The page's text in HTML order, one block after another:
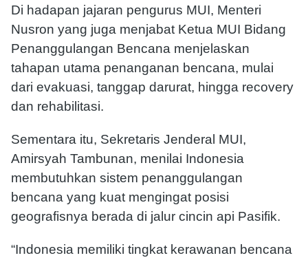
Di hadapan jajaran pengurus MUI, Menteri
Nusron yang juga menjabat Ketua MUI Bidang
Penanggulangan Bencana menjelaskan
tahapan utama penanganan bencana, mulai
dari evakuasi, tanggap darurat, hingga recovery
dan rehabilitasi.
Sementara itu, Sekretaris Jenderal MUI,
Amirsyah Tambunan, menilai Indonesia
membutuhkan sistem penanggulangan
bencana yang kuat mengingat posisi
geografisnya berada di jalur cincin api Pasifik.
“Indonesia memiliki tingkat kerawanan bencana